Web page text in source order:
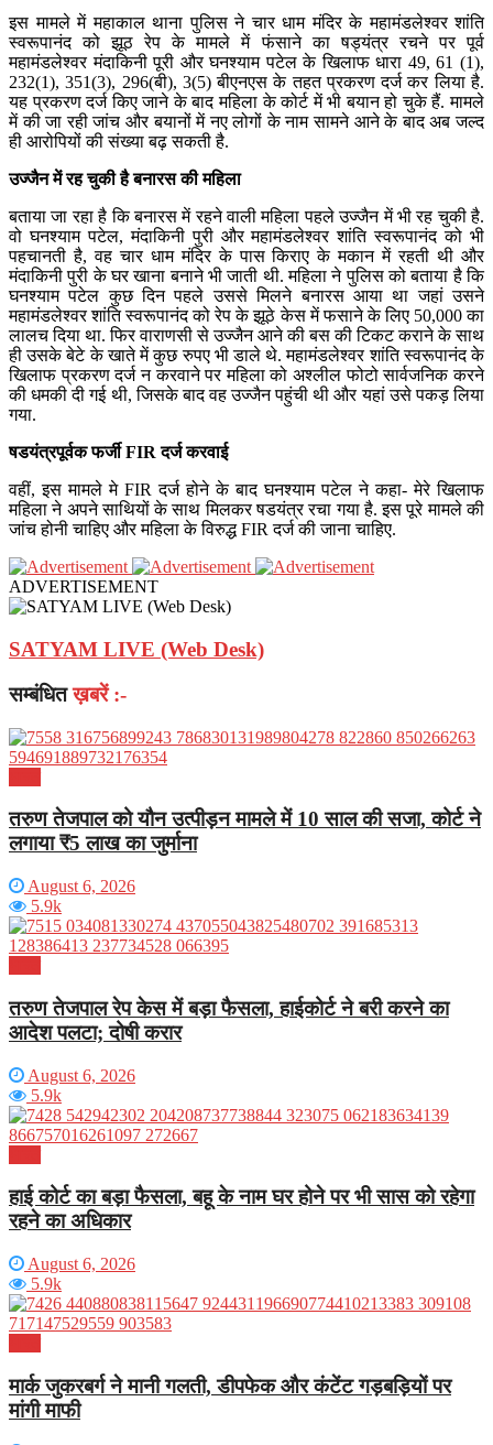
इस मामले में महाकाल थाना पुलिस ने चार धाम मंदिर के महामंडलेश्वर शांति
स्वरूपानंद को झूठ रेप के मामले में फंसाने का षड्यंत्र रचने पर पूर्व
महामंडलेश्वर मंदाकिनी पूरी और घनश्याम पटेल के खिलाफ धारा 49, 61 (1),
232(1), 351(3), 296(बी), 3(5) बीएनएस के तहत प्रकरण दर्ज कर लिया है.
यह प्रकरण दर्ज किए जाने के बाद महिला के कोर्ट में भी बयान हो चुके हैं. मामले
में की जा रही जांच और बयानों में नए लोगों के नाम सामने आने के बाद अब जल्द
ही आरोपियों की संख्या बढ़ सकती है.
उज्जैन में रह चुकी है बनारस की महिला
बताया जा रहा है कि बनारस में रहने वाली महिला पहले उज्जैन में भी रह चुकी है.
वो घनश्याम पटेल, मंदाकिनी पुरी और महामंडलेश्वर शांति स्वरूपानंद को भी
पहचानती है, वह चार धाम मंदिर के पास किराए के मकान में रहती थी और
मंदाकिनी पुरी के घर खाना बनाने भी जाती थी. महिला ने पुलिस को बताया है कि
घनश्याम पटेल कुछ दिन पहले उससे मिलने बनारस आया था जहां उसने
महामंडलेश्वर शांति स्वरूपानंद को रेप के झूठे केस में फसाने के लिए 50,000 का
लालच दिया था. फिर वाराणसी से उज्जैन आने की बस की टिकट कराने के साथ
ही उसके बेटे के खाते में कुछ रुपए भी डाले थे. महामंडलेश्वर शांति स्वरूपानंद के
खिलाफ प्रकरण दर्ज न करवाने पर महिला को अश्लील फोटो सार्वजनिक करने
की धमकी दी गई थी, जिसके बाद वह उज्जैन पहुंची थी और यहां उसे पकड़ लिया
गया.
षडयंत्रपूर्वक फर्जी FIR दर्ज करवाई
वहीं, इस मामले मे FIR दर्ज होने के बाद घनश्याम पटेल ने कहा- मेरे खिलाफ
महिला ने अपने साथियों के साथ मिलकर षडयंत्र रचा गया है. इस पूरे मामले की
जांच होनी चाहिए और महिला के विरुद्ध FIR दर्ज की जाना चाहिए.
ADVERTISEMENT
SATYAM LIVE (Web Desk)
सम्बंधितख़बरें :-
तरुण तेजपाल को यौन उत्पीड़न मामले में 10 साल की सजा, कोर्ट ने
लगाया ₹5 लाख का जुर्माना
August 6, 2026
5.9k
तरुण तेजपाल रेप केस में बड़ा फैसला, हाईकोर्ट ने बरी करने का
आदेश पलटा; दोषी करार
August 6, 2026
5.9k
हाई कोर्ट का बड़ा फैसला, बहू के नाम घर होने पर भी सास को रहेगा
रहने का अधिकार
August 6, 2026
5.9k
मार्क जुकरबर्ग ने मानी गलती, डीपफेक और कंटेंट गड़बड़ियों पर
मांगी माफी